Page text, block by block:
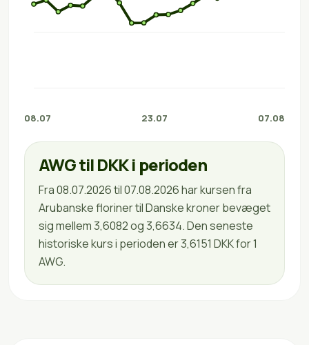
08.07 23.07 07.08
AWG til DKK i perioden
Fra 08.07.2026 til 07.08.2026 har kursen fra
Arubanske floriner til Danske kroner bevæget
sig mellem 3,6082 og 3,6634. Den seneste
historiske kurs i perioden er 3,6151 DKK for 1
AWG.